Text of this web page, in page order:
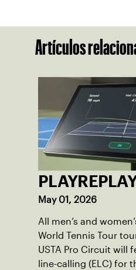
Artículos
May 01, 2026
All men’s and
World Tennis Tour
USTA Pro Circuit will
line-calling (ELC) for